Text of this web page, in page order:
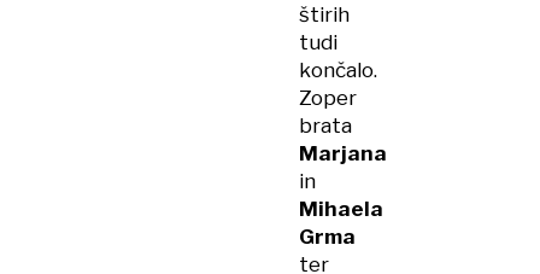
štirih
tudi
končalo.
Zoper
brata
Marjana
in
Mihaela
Grma
ter